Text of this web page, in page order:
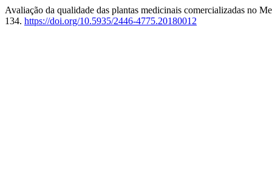
Avaliação da qualidade das plantas medicinais comercializadas no
134. https://doi.org/10.5935/2446-4775.20180012